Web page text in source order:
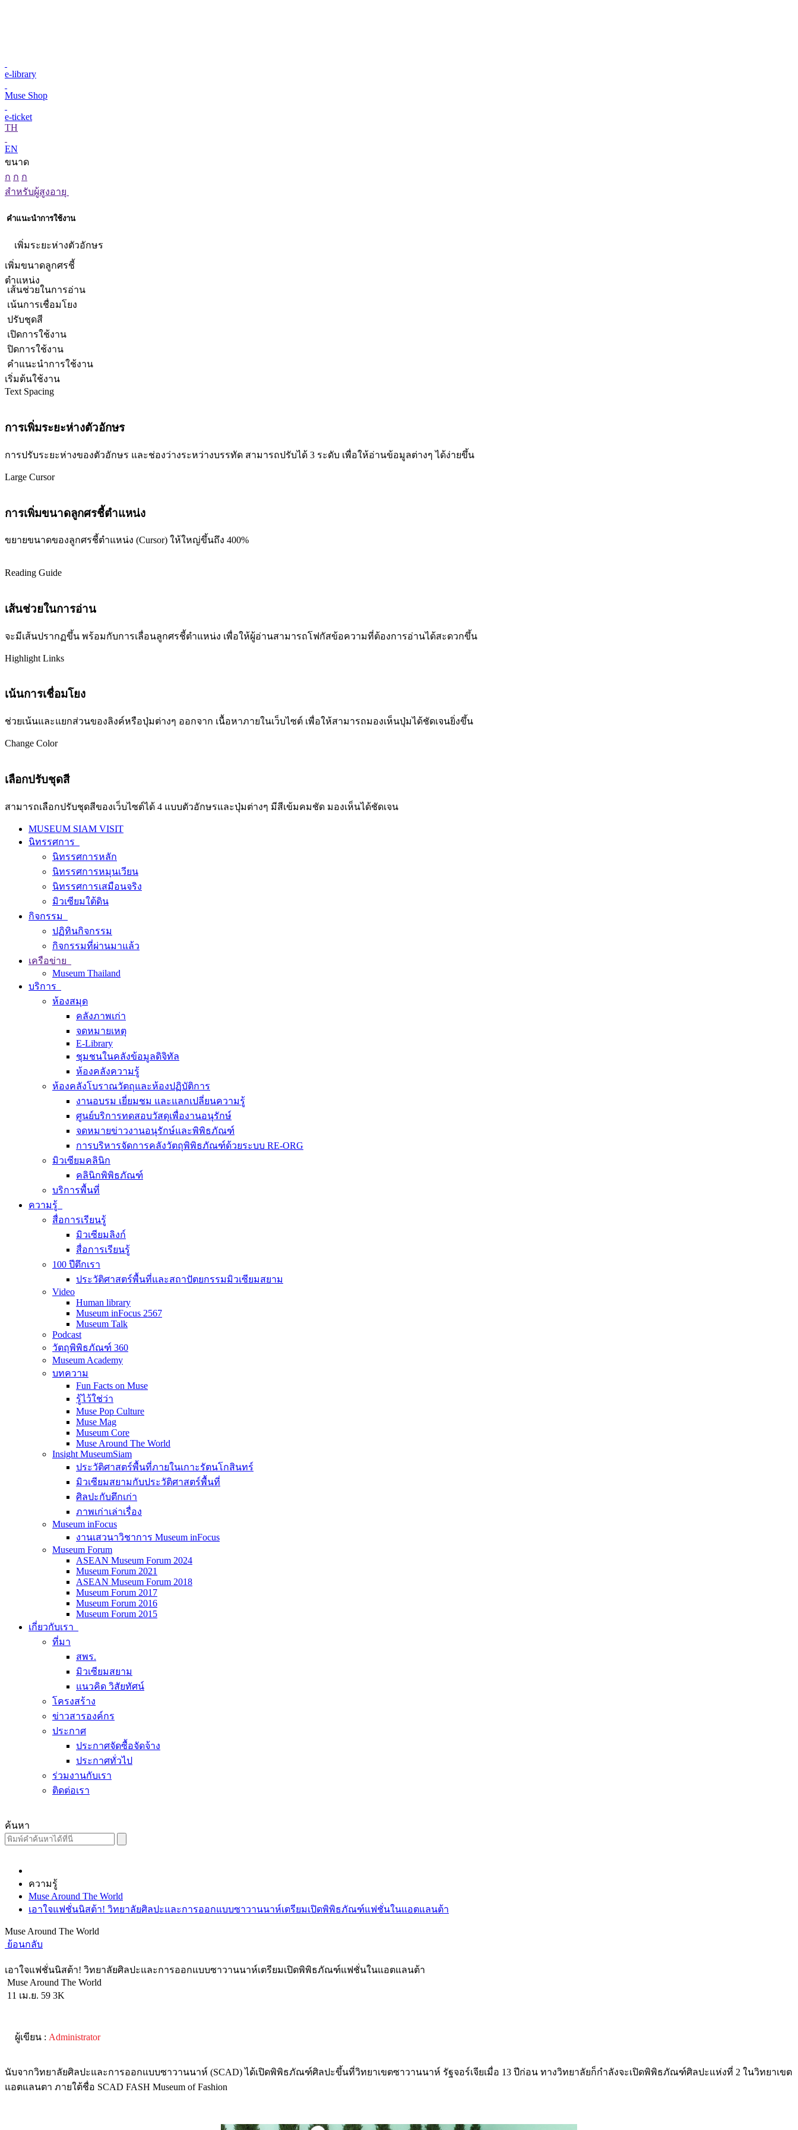
e-library
Muse Shop
e-ticket
TH
EN
ขนาด
ก ก ก
สำหรับผู้สูงอายุ
คำแนะนำการใช้งาน
เพิ่มระยะห่างตัวอักษร
เพิ่มขนาดลูกศรชี้
ตำแหน่ง
เส้นช่วยในการอ่าน
เน้นการเชื่อมโยง
ปรับชุดสี
เปิดการใช้งาน
ปิดการใช้งาน
คำแนะนำการใช้งาน
เริ่มต้นใช้งาน
Text Spacing
การเพิ่มระยะห่างตัวอักษร
การปรับระยะห่างของตัวอักษร และช่องว่างระหว่างบรรทัด สามารถปรับได้ 3 ระดับ เพื่อให้อ่านข้อมูลต่างๆ ได้ง่ายขึ้น
Large Cursor
การเพิ่มขนาดลูกศรชี้ตำแหน่ง
ขยายขนาดของลูกศรชี้ตำแหน่ง (Cursor) ให้ใหญ่ขึ้นถึง 400%
Reading Guide
เส้นช่วยในการอ่าน
จะมีเส้นปรากฏขึ้น พร้อมกับการเลื่อนลูกศรชี้ตำแหน่ง เพื่อให้ผู้อ่านสามารถโฟกัสข้อความที่ต้องการอ่านได้สะดวกขึ้น
Highlight Links
เน้นการเชื่อมโยง
ช่วยเน้นและแยกส่วนของลิงค์หรือปุ่มต่างๆ ออกจาก เนื้อหาภายในเว็บไซต์ เพื่อให้สามารถมองเห็นปุ่มได้ชัดเจนยิ่งขึ้น
Change Color
เลือกปรับชุดสี
สามารถเลือกปรับชุดสีของเว็บไซต์ได้ 4 แบบตัวอักษรและปุ่มต่างๆ มีสีเข้มคมชัด มองเห็นได้ชัดเจน
MUSEUM SIAM VISIT
นิทรรศการ
นิทรรศการหลัก
นิทรรศการหมุนเวียน
นิทรรศการเสมือนจริง
มิวเซียมใต้ดิน
กิจกรรม
ปฏิทินกิจกรรม
กิจกรรมที่ผ่านมาแล้ว
เครือข่าย
Museum Thailand
บริการ
ห้องสมุด
คลังภาพเก่า
จดหมายเหตุ
E-Library
ชุมชนในคลังข้อมูลดิจิทัล
ห้องคลังความรู้
ห้องคลังโบราณวัตถุและห้องปฏิบัติการ
งานอบรม เยี่ยมชม และแลกเปลี่ยนความรู้
ศูนย์บริการทดสอบวัสดุเพื่องานอนุรักษ์
จดหมายข่าวงานอนุรักษ์และพิพิธภัณฑ์
การบริหารจัดการคลังวัตถุพิพิธภัณฑ์ด้วยระบบ RE-ORG
มิวเซียมคลินิก
คลินิกพิพิธภัณฑ์
บริการพื้นที่
ความรู้
สื่อการเรียนรู้
มิวเซียมลิงก์
สื่อการเรียนรู้
100 ปีตึกเรา
ประวัติศาสตร์พื้นที่และสถาปัตยกรรมมิวเซียมสยาม
Video
Human library
Museum inFocus 2567
Museum Talk
Podcast
วัตถุพิพิธภัณฑ์ 360
Museum Academy
บทความ
Fun Facts on Muse
รู้ไว้ใช่ว่า
Muse Pop Culture
Muse Mag
Museum Core
Muse Around The World
Insight MuseumSiam
ประวัติศาสตร์พื้นที่ภายในเกาะรัตนโกสินทร์
มิวเซียมสยามกับประวัติศาสตร์พื้นที่
ศิลปะกับตึกเก่า
ภาพเก่าเล่าเรื่อง
Museum inFocus
งานเสวนาวิชาการ Museum inFocus
Museum Forum
ASEAN Museum Forum 2024
Museum Forum 2021
ASEAN Museum Forum 2018
Museum Forum 2017
Museum Forum 2016
Museum Forum 2015
เกี่ยวกับเรา
ที่มา
สพร.
มิวเซียมสยาม
แนวคิด วิสัยทัศน์
โครงสร้าง
ข่าวสารองค์กร
ประกาศ
ประกาศจัดซื้อจัดจ้าง
ประกาศทั่วไป
ร่วมงานกับเรา
ติดต่อเรา
ค้นหา
ความรู้
Muse Around The World
เอาใจแฟชั่นนิสต้า! วิทยาลัยศิลปะและการออกแบบซาวานนาห์เตรียมเปิดพิพิธภัณฑ์แฟชั่นในแอตแลนต้า
Muse Around The World
ย้อนกลับ
เอาใจแฟชั่นนิสต้า! วิทยาลัยศิลปะและการออกแบบซาวานนาห์เตรียมเปิดพิพิธภัณฑ์แฟชั่นในแอตแลนต้า
Muse Around The World
11 เม.ย. 59 3K
แอตแลนตา ภายใต้ชื่อ SCAD FASH Museum of Fashion